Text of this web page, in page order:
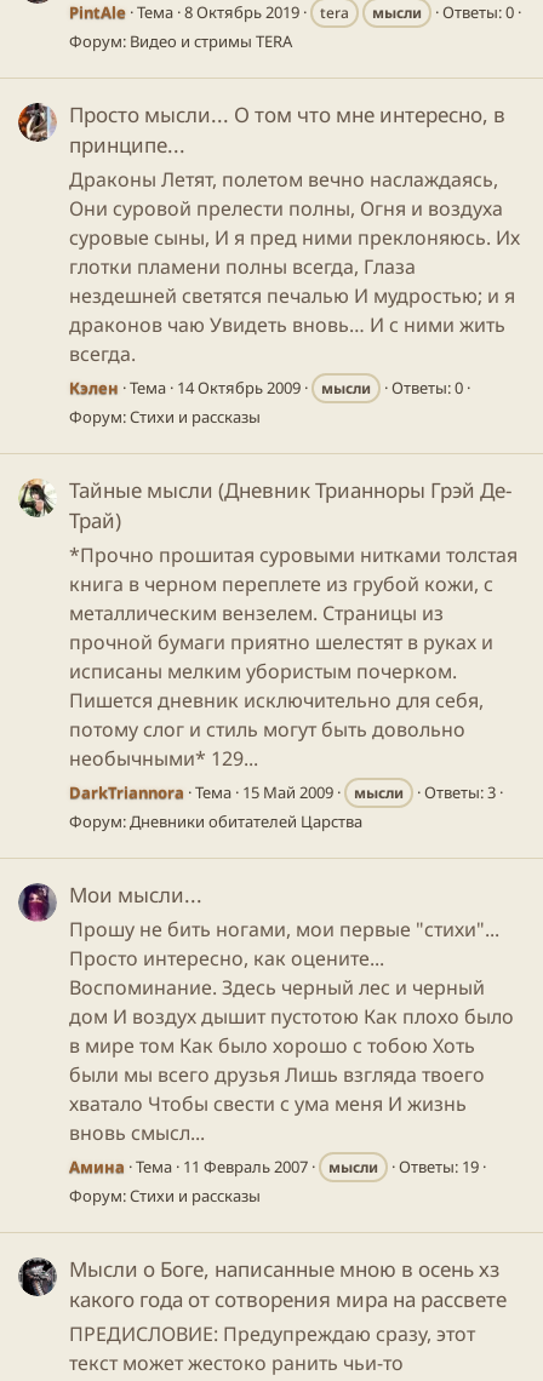
PintAle Тема 8 Октябрь 2019 tera мысли
Ответы: 0
Форум: Видео и стримы TERA
Просто мысли... О том что мне интересно, в
принципе...
Драконы Летят, полетом вечно наслаждаясь,
Они суровой прелести полны, Огня и воздуха
суровые сыны, И я пред ними преклоняюсь. Их
глотки пламени полны всегда, Глаза
нездешней светятся печалью И мудростью; и я
драконов чаю Увидеть вновь… И с ними жить
всегда.
Кэлен Тема 14 Октябрь 2009 мысли
Ответы: 0
Форум:Стихи и рассказы
Тайные мысли (Дневник Трианноры Грэй Де-
Трай)
*Прочно прошитая суровыми нитками толстая
книга в черном переплете из грубой кожи, с
металлическим вензелем. Страницы из
прочной бумаги приятно шелестят в руках и
исписаны мелким убористым почерком.
Пишется дневник исключительно для себя,
потому слог и стиль могут быть довольно
необычными* 129...
DarkTriannora Тема 15 Май 2009 мысли
Ответы: 3
Форум:Дневники обитателей Царства
Мои мысли...
Прошу не бить ногами, мои первые "стихи"...
Просто интересно, как оцените...
Воспоминание. Здесь черный лес и черный
дом И воздух дышит пустотою Как плохо было
в мире том Как было хорошо с тобою Хоть
были мы всего друзья Лишь взгляда твоего
хватало Чтобы свести с ума меня И жизнь
вновь смысл...
Амина Тема 11 Февраль 2007 мысли
Ответы: 19
Форум:Стихи и рассказы
Мысли о Боге, написанные мною в осень хз
какого года от сотворения мира на рассвете
ПРЕДИСЛОВИЕ: Предупреждаю сразу, этот
текст может жестоко ранить чьи-то